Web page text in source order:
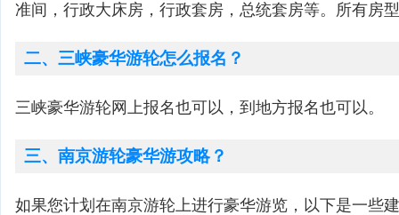
准间，行政大床房，行政套房，总统套房等。所有房
二、三峡豪华游轮怎么报名？
三峡豪华游轮网上报名也可以，到地方报名也可以。
三、南京游轮豪华游攻略？
如果您计划在南京游轮上进行豪华游览，以下是一些